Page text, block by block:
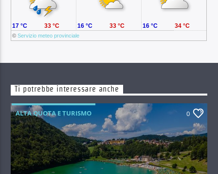
©Servizio meteo provinciale
17 °C 33 °C 16 °C 33 °C 16 °C 34 °C
Ti potrebbe interessare anche
ALTA QUOTA E TURISMO 0